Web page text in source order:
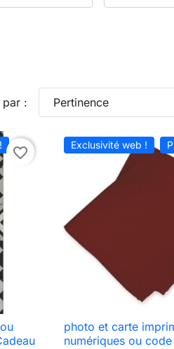
par : Pertinence
favorite_border Exclusivité web !
 Aperçu
photo et carte
numériques ou